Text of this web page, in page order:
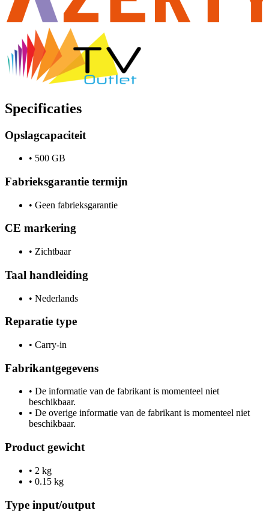
Specificaties
Opslagcapaciteit
• 500 GB
Fabrieksgarantie termijn
• Geen fabrieksgarantie
CE markering
• Zichtbaar
Taal handleiding
• Nederlands
Reparatie type
• Carry-in
Fabrikantgegevens
• De informatie van de fabrikant is momenteel niet
beschikbaar.
• De overige informatie van de fabrikant is momenteel niet
beschikbaar.
Product gewicht
• 2 kg
• 0.15 kg
Type input/output